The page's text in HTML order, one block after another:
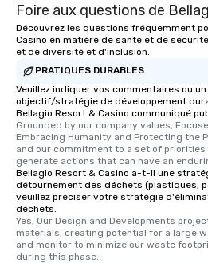
Foire aux questions de
Découvrez les questions fréquemment
Casino en matière de santé et de
et de diversité et d'inclusion.
PRATIQUES DURABLES
Veuillez indiquer vos commentaires ou
objectif/stratégie de développement
Bellagio Resort & Casino communiqué
Grounded by our company values,
Embracing Humanity and Protecting the
and our commitment to a set of priorities
generate actions that can have an
Bellagio Resort & Casino a-t-il une
détournement des déchets (plastiques,
veuillez préciser votre stratégie
déchets.
Yes, Our Design and Developments
materials, creating potential for a large
and monitor to minimize our waste
during this phase.